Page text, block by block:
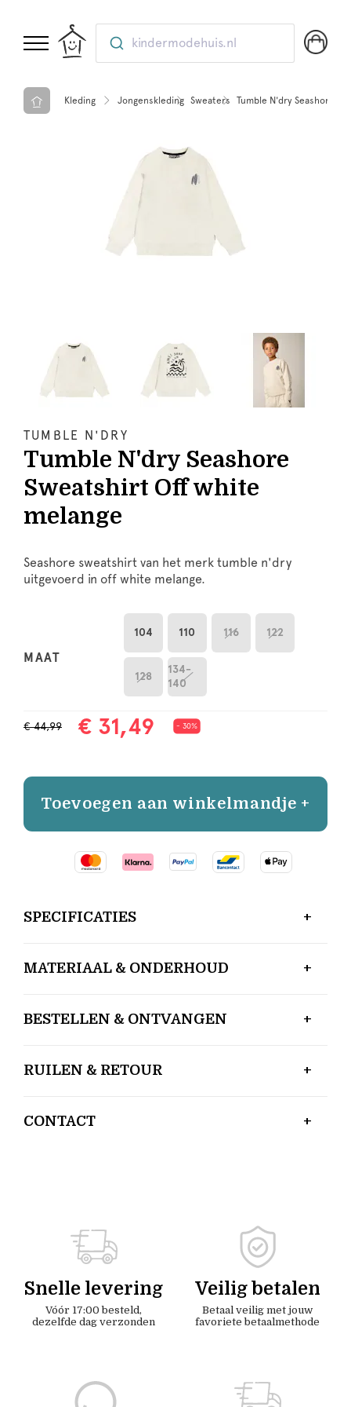
kindermodehuis.nl
Kleding Jongenskleding Sweaters Tumble N'dry Seashore
TUMBLE N'DRY
Tumble N'dry Seashore
Sweatshirt Off white
melange
Seashore sweatshirt van het merk tumble n'dry
uitgevoerd in off white melange.
MAAT
104 110 116 122
128
134-
140
€ 44,99 € 31,49 - 30%
Toevoegen aan winkelmandje +
SPECIFICATIES
MATERIAAL & ONDERHOUD
BESTELLEN & ONTVANGEN
RUILEN & RETOUR
CONTACT
Snelle levering
Vóór 17:00 besteld,
dezelfde dag verzonden
Veilig betalen
Betaal veilig met jouw
favoriete betaalmethode